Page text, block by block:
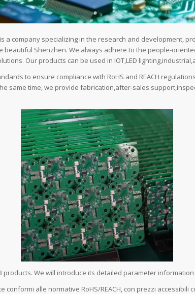
a company specializing in the research and development,
beautiful Shenzhen. We always adhere to the people-
Our products can be used in IOT,LED
to ensure compliance with RoHS and REACH
same time, we provide fabrication,after-sales
products. We will introduce its detailed parameter
alle normative RoHS/REACH, con prezzi accessibili